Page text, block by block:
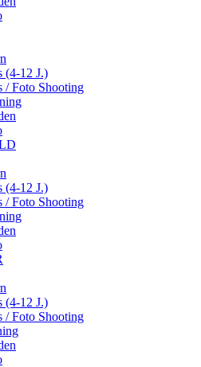
(4-12 J.)
/ Foto Shooting
(4-12 J.)
/ Foto Shooting
(4-12 J.)
/ Foto Shooting